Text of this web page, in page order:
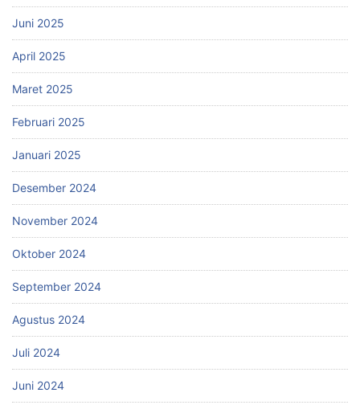
Juni 2025
April 2025
Maret 2025
Februari 2025
Januari 2025
Desember 2024
November 2024
Oktober 2024
September 2024
Agustus 2024
Juli 2024
Juni 2024